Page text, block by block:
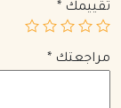
تقييمك *
مراجعتك *